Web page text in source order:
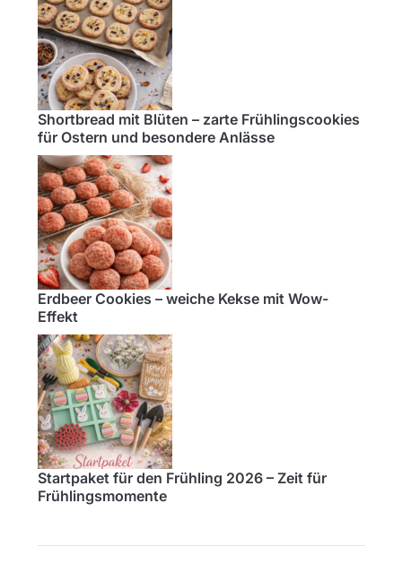
Shortbread mit Blüten – zarte Frühlingscookies
für Ostern und besondere Anlässe
Erdbeer Cookies – weiche Kekse mit Wow-
Effekt
Startpaket für den Frühling 2026 – Zeit für
Frühlingsmomente